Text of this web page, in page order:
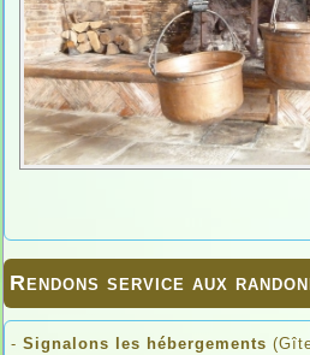
Rendons service aux
- Signalons les hébergements